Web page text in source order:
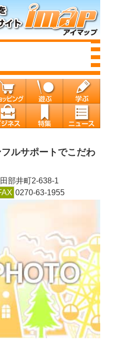
フルサポートでこだわ
部井町2-638-1
0270-63-1955